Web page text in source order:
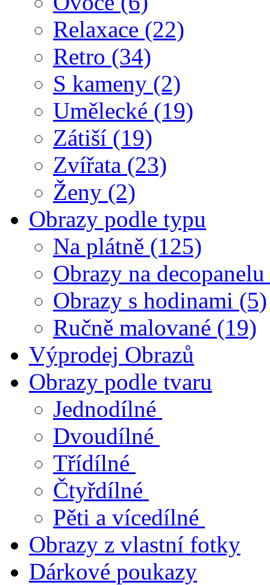
Relaxace (22)
Retro (34)
S kameny (2)
Umělecké (19)
Zátiší (19)
Zvířata (23)
Ženy (2)
Obrazy podle typu
Na plátně (125)
Obrazy na decopanelu
Obrazy s hodinami (5)
Ručně malované (19)
Výprodej Obrazů
Obrazy podle tvaru
Jednodílné
Dvoudílné
Třídílné
Čtyřdílné
Pěti a vícedílné
Obrazy z vlastní fotky
Dárkové poukazy